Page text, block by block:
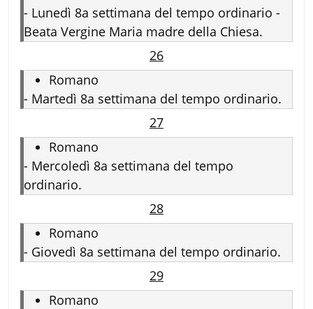
- Lunedì 8a settimana del tempo ordinario -
Beata Vergine Maria madre della Chiesa.
26
Romano
- Martedì 8a settimana del tempo ordinario.
27
Romano
- Mercoledì 8a settimana del tempo
ordinario.
28
Romano
- Giovedì 8a settimana del tempo ordinario.
29
Romano